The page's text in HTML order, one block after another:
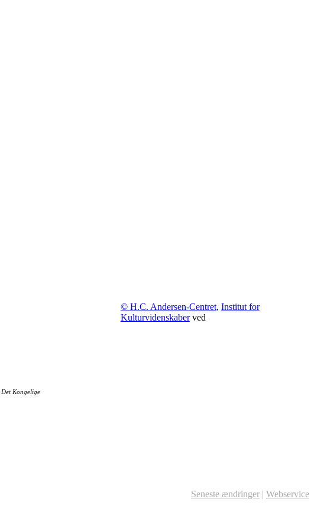
Det Kongelige
© H.C. Andersen-Centret, Institut for
Kulturvidenskaberved
Seneste ændringer | Webservice